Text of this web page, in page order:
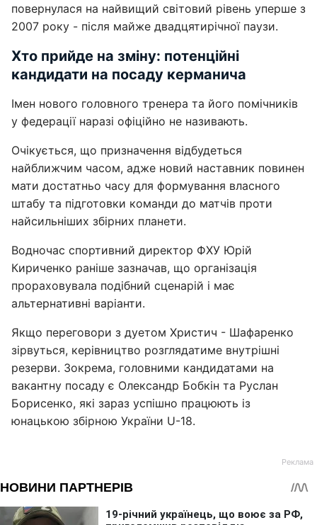
повернулася на найвищий світовий рівень уперше з
2007 року - після майже двадцятирічної паузи.
Хто прийде на зміну: потенційні
кандидати на посаду керманича
Імен нового головного тренера та його помічників
у федерації наразі офіційно не називають.
Очікується, що призначення відбудеться
найближчим часом, адже новий наставник повинен
мати достатньо часу для формування власного
штабу та підготовки команди до матчів проти
найсильніших збірних планети.
Водночас спортивний директор ФХУ Юрій
Кириченко раніше зазначав, що організація
прораховувала подібний сценарій і має
альтернативні варіанти.
Якщо переговори з дуетом Христич - Шафаренко
зірвуться, керівництво розглядатиме внутрішні
резерви. Зокрема, головними кандидатами на
вакантну посаду є Олександр Бобкін та Руслан
Борисенко, які зараз успішно працюють із
юнацькою збірною України U-18.